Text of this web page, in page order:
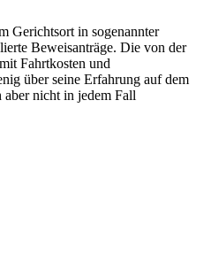
Gerichtsort in sogenannter
Beweisanträge. Die von der
Fahrtkosten und
über seine Erfahrung auf dem
nicht in jedem Fall